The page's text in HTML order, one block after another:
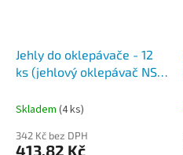
Jehly do oklepávače - 12
ks (jehlový oklepávač NS
Skladem (4 ks)
342 Kč bez DPH
413,82 Kč